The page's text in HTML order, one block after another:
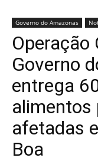
Governo do Amazonas
Operação
Governo
entrega
alimentos
afetadas
Boa